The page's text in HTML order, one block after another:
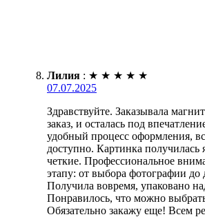
Лилия : ★ ★ ★ ★ ★
07.07.2025
Здравствуйте. Заказывала
заказ, и осталась под
удобный процесс оформления,
доступно. Картинка получилась
четкие. Профессиональное
этапу: от выбора фотографии до
Получила вовремя, упаковано
Понравилось, что можно
Обязательно закажу еще! Всем